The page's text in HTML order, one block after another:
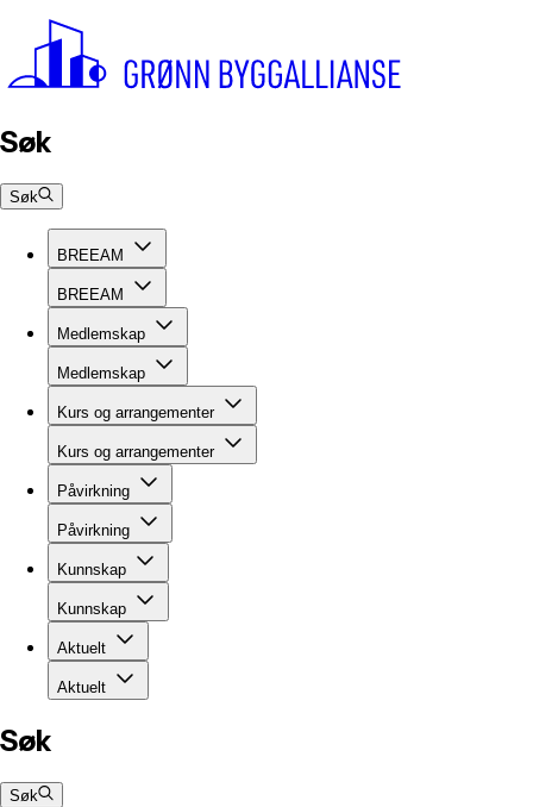
Søk
Søk
BREEAM
BREEAM
Medlemskap
Medlemskap
Kurs og arrangementer
Kurs og arrangementer
Påvirkning
Påvirkning
Kunnskap
Kunnskap
Aktuelt
Aktuelt
Søk
Søk